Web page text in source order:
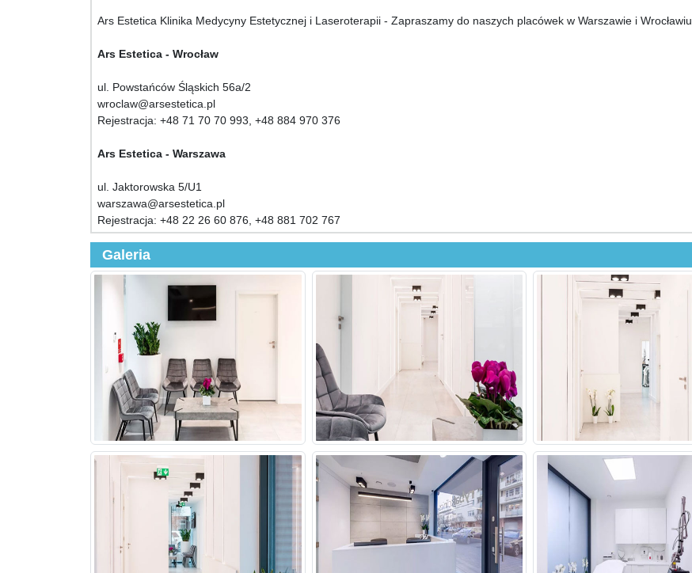
Ars Estetica Klinika Medycyny Estetycznej i Laseroterapii - Zapraszamy do naszych placówek w Warszawie i Wrocławiu.
Ars Estetica - Wrocław
ul. Powstańców Śląskich 56a/2
wroclaw@arsestetica.pl
Rejestracja: +48 71 70 70 993, +48 884 970 376
Ars Estetica - Warszawa
ul. Jaktorowska 5/U1
warszawa@arsestetica.pl
Rejestracja: +48 22 26 60 876, +48 881 702 767
Galeria